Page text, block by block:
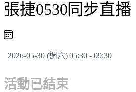
張捷0530同步直播
2026-05-30 (週六) 05:30 - 09:30
活動已結束